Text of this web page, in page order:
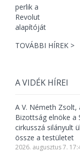
TOVÁBBI HÍREK >
A VIDÉK HÍREI
A V. Németh Zsolt,
Bizottság elnöke a
cirkusszá silányult
össze a testületet
2026. augusztus 7.